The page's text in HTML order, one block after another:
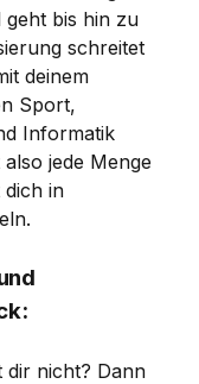
geht bis hin zu
schreitet
deinem
Sport,
Informatik
jede Menge
dich in
dir nicht? Dann